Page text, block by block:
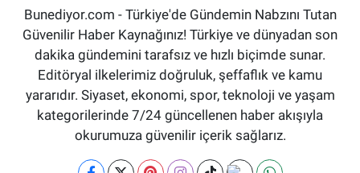
Bunediyor.com - Türkiye'de Gündemin Nabzını Tutan
Güvenilir Haber Kaynağınız! Türkiye ve dünyadan son
dakika gündemini tarafsız ve hızlı biçimde sunar.
Editöryal ilkelerimiz doğruluk, şeffaflık ve kamu
yararıdır. Siyaset, ekonomi, spor, teknoloji ve yaşam
kategorilerinde 7/24 güncellenen haber akışıyla
okurumuza güvenilir içerik sağlarız.